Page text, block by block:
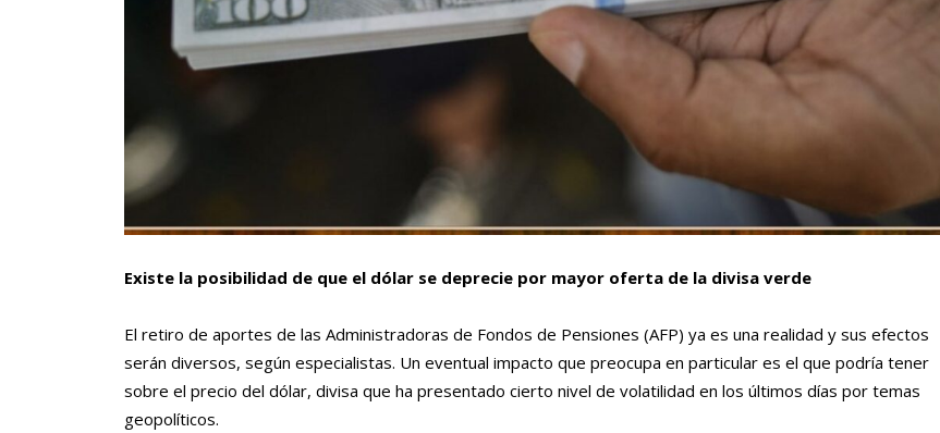
Existe la posibilidad de que el dólar se deprecie por mayor oferta de la divisa verde
El retiro de aportes de las Administradoras de Fondos de Pensiones (AFP) ya es una realidad y sus efectos
serán diversos, según especialistas. Un eventual impacto que preocupa en particular es el que podría tener
sobre el precio del dólar, divisa que ha presentado cierto nivel de volatilidad en los últimos días por temas
geopolíticos.